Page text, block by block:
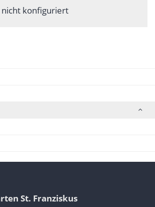
konfiguriert
St. Franziskus